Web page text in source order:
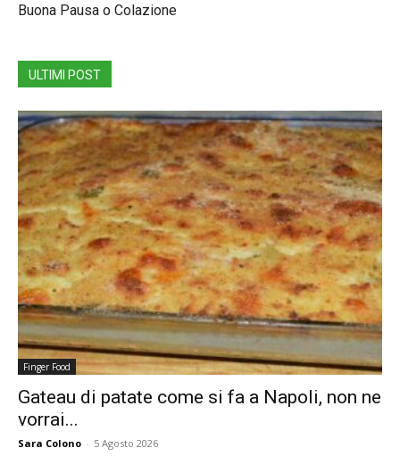
Buona Pausa o Colazione
ULTIMI POST
Finger Food
Gateau di patate come si fa a Napoli, non ne
vorrai...
Sara Colono - 5 Agosto 2026